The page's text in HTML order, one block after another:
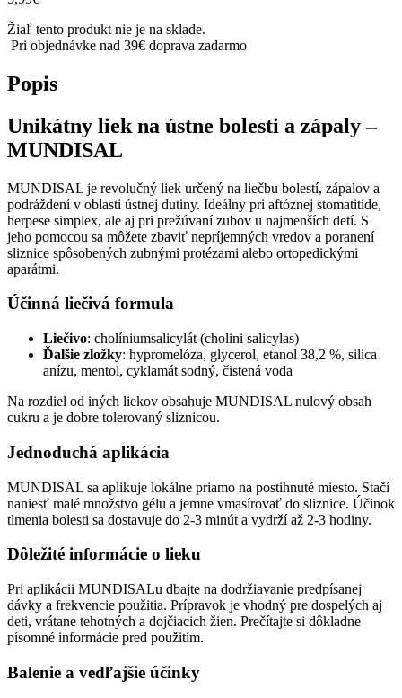
Žiaľ tento produkt nie je na sklade.
Pri objednávke nad 39€ doprava zadarmo
Popis
Unikátny liek na ústne bolesti a zápaly –
MUNDISAL
MUNDISAL je revolučný liek určený na liečbu bolestí, zápalov a
podráždení v oblasti ústnej dutiny. Ideálny pri aftóznej stomatitíde,
herpese simplex, ale aj pri prežúvaní zubov u najmenších detí. S
jeho pomocou sa môžete zbaviť nepríjemných vredov a poranení
sliznice spôsobených zubnými protézami alebo ortopedickými
aparátmi.
Účinná liečivá formula
Liečivo: cholíniumsalicylát (cholini salicylas)
Ďalšie zložky: hypromelóza, glycerol, etanol 38,2 %, silica
anízu, mentol, cyklamát sodný, čistená voda
Na rozdiel od iných liekov obsahuje MUNDISAL nulový obsah
cukru a je dobre tolerovaný sliznicou.
Jednoduchá aplikácia
MUNDISAL sa aplikuje lokálne priamo na postihnuté miesto. Stačí
naniesť malé množstvo gélu a jemne vmasírovať do sliznice. Účinok
tlmenia bolesti sa dostavuje do 2-3 minút a vydrží až 2-3 hodiny.
Dôležité informácie o lieku
Pri aplikácii MUNDISALu dbajte na dodržiavanie predpísanej
dávky a frekvencie použitia. Prípravok je vhodný pre dospelých aj
deti, vrátane tehotných a dojčiacich žien. Prečítajte si dôkladne
písomné informácie pred použitím.
Balenie a vedľajšie účinky